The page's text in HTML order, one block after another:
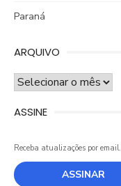
Paraná
ARQUIVO
ARQUIVO
ASSINE
Receba atualizações por email.